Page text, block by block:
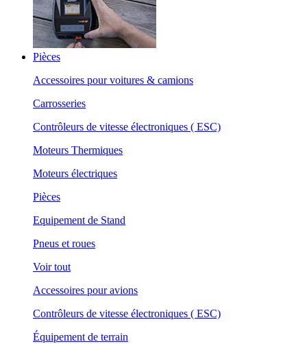
Pièces
Accessoires pour voitures & camions
Carrosseries
Contrôleurs de vitesse électroniques ( ESC)
Moteurs Thermiques
Moteurs électriques
Pièces
Equipement de Stand
Pneus et roues
Voir tout
Accessoires pour avions
Contrôleurs de vitesse électroniques ( ESC)
Équipement de terrain